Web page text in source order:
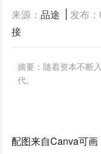
来源：品途 发布
接
摘要：随着资本不断
代。
配图来自Canva可画